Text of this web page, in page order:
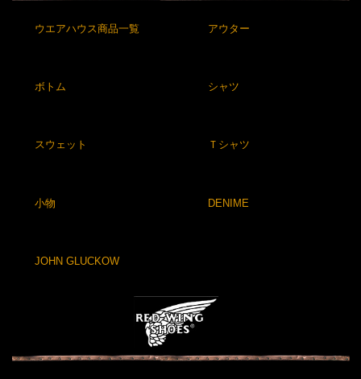
ウエアハウス商品一覧 アウター
ボトム シャツ
スウェット Ｔシャツ
小物 DENIME
JOHN GLUCKOW